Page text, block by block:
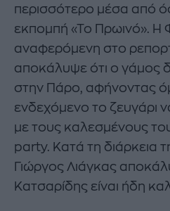
περισσότερο μέσα από
εκπομπή «Το Πρωινό». Η
αναφερόμενη στο
αποκάλυψε ότι ο γάμος
στην Πάρο, αφήνοντας
ενδεχόμενο το ζευγάρι
με τους καλεσμένους
party. Κατά τη διάρκεια
Γιώργος Λιάγκας
Κατσαρίδης είναι ήδη